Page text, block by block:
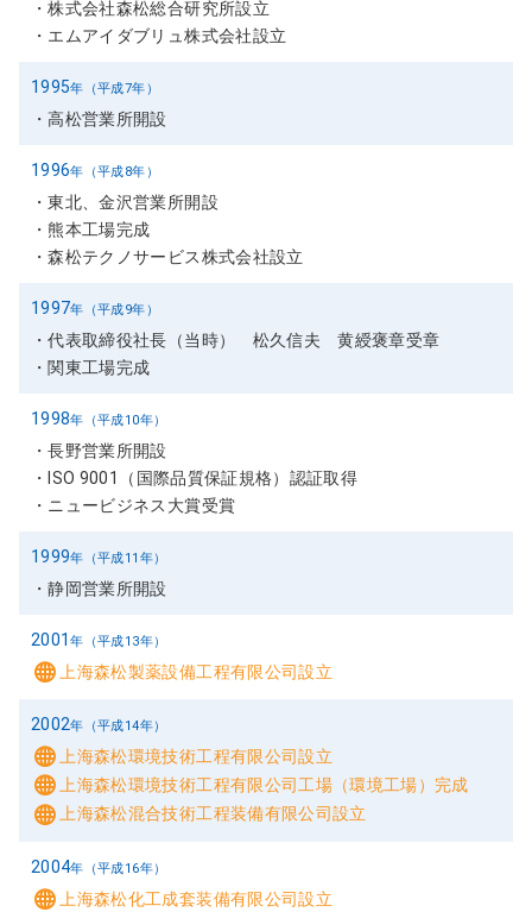
株式会社森松総合研究所設立
エムアイダブリュ株式会社設立
1995年（平成7年）
高松営業所開設
1996年（平成8年）
東北、金沢営業所開設
熊本工場完成
森松テクノサービス株式会社設立
1997年（平成9年）
代表取締役社長（当時） 松久信夫 黄綬褒章受章
関東工場完成
1998年（平成10年）
長野営業所開設
ISO 9001（国際品質保証規格）認証取得
ニュービジネス大賞受賞
1999年（平成11年）
静岡営業所開設
2001年（平成13年）
上海森松製薬設備工程有限公司設立
2002年（平成14年）
上海森松環境技術工程有限公司設立
上海森松環境技術工程有限公司工場（環境工場）完成
上海森松混合技術工程装備有限公司設立
2004年（平成16年）
上海森松化工成套装備有限公司設立